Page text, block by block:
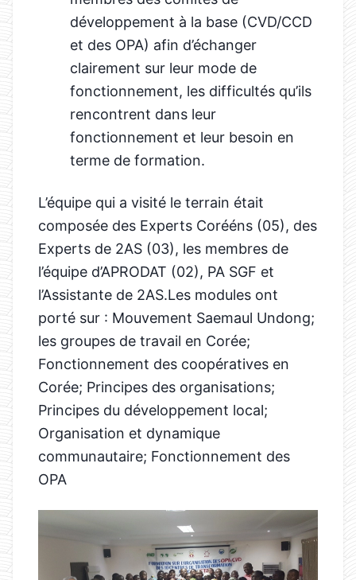
développement à la base (CVD/CCD
et des OPA) afin d’échanger
clairement sur leur mode de
fonctionnement, les difficultés qu’ils
rencontrent dans leur
fonctionnement et leur besoin en
terme de formation.
L’équipe qui a visité le terrain était
composée des Experts Corééns (05), des
Experts de 2AS (03), les membres de
l’équipe d’APRODAT (02), PA SGF et
l’Assistante de 2AS.Les modules ont
porté sur : Mouvement Saemaul Undong;
les groupes de travail en Corée;
Fonctionnement des coopératives en
Corée; Principes des organisations;
Principes du développement local;
Organisation et dynamique
communautaire; Fonctionnement des
OPA